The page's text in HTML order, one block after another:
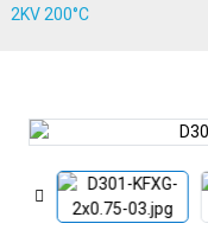
2KV 200°C